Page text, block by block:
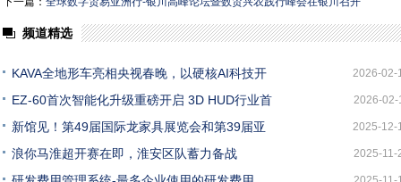
频道精选
KAVA全地形车亮相央视春晚，以硬核AI科技开 2026-02-
EZ-60首次智能化升级重磅开启 3D HUD行业首 2026-02-
新馆见！第49届国际龙家具展览会和第39届亚 2025-12-
浪你马淮超开赛在即，淮安区队蓄力备战 2025-11-